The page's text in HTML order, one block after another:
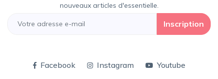
nouveaux articles d'essentielle.
Inscription
Facebook Instagram Youtube